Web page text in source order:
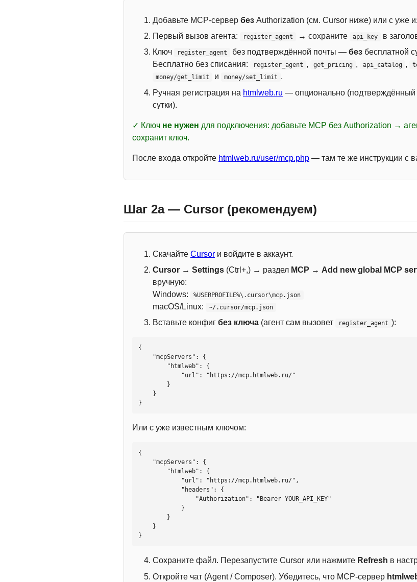
Добавьте MCP-сервер без Authorization (см. Cursor ниже) или с уже
Первый вызов агента:
register_agent → сохраните api_key
в
Ключ
register_agent без подтверждённой почты — без бесплатной
Бесплатно без списания:
register_agent , get_pricing , api_catalog ,
money/get_limit и money/set_limit .
Ручная регистрация на htmlweb.ru — опционально (подтверждённый
сутки).
✓ Ключ не нужен для подключения: добавьте MCP без Authorization →
сохранит ключ.
После входа откройте htmlweb.ru/user/mcp.php — там те же инструкции с
Шаг 2a — Cursor (рекомендуем)
Скачайте Cursor и войдите в аккаунт.
Cursor → Settings (Ctrl+,) → раздел MCP → Add new global MCP
вручную:
Windows:
%USERPROFILE%\.cursor\mcp.json
macOS/Linux: ~/.cursor/mcp.json
Вставьте конфиг без ключа (агент сам вызовет register_agent ):
{
}
Или с уже известным ключом:
{
}
Сохраните файл. Перезапустите Cursor или нажмите Refresh в
Откройте чат (Agent / Composer). Убедитесь, что MCP-сервер